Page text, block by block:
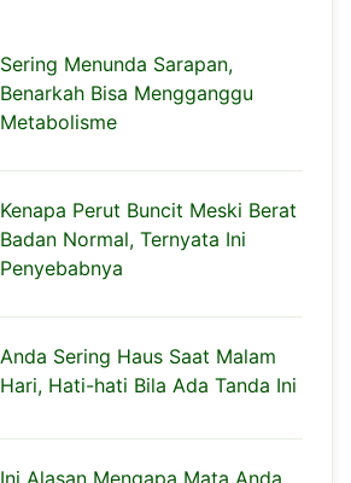
Sering Menunda Sarapan,
Benarkah Bisa Mengganggu
Metabolisme
Kenapa Perut Buncit Meski Berat
Badan Normal, Ternyata Ini
Penyebabnya
Anda Sering Haus Saat Malam
Hari, Hati-hati Bila Ada Tanda Ini
Ini Alasan Mengapa Mata Anda